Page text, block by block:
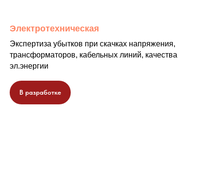
Электротехническая
Экспертиза убытков при скачках напряжения,
трансформаторов, кабельных линий, качества
эл.энергии
В разработке